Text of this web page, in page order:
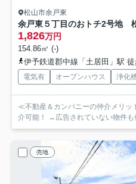
松山市余戸東
1,826万円
154.86㎡ (-)
伊予鉄道郡中線「土居田」駅
電気有 オープンハウス 浄化
≪不動産＆カンパニーの仲介メリ
介可能！ →広告されていない物件も
売地